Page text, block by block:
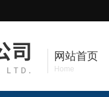
网站首页
Home